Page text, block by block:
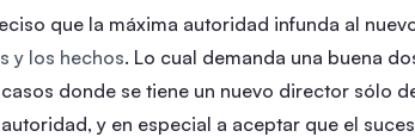
que la máxima autoridad infunda al
y los hechos. Lo cual demanda una buena
donde se tiene un nuevo director sólo
y en especial a aceptar que el